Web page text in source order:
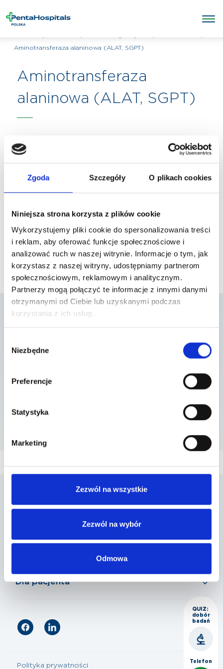
Zgoda Szczegóły O plikach cookies
Niniejsza strona korzysta z plików cookie
Wykorzystujemy pliki cookie do spersonalizowania treści
i reklam, aby oferować funkcje społecznościowe i
analizować ruch w naszej witrynie. Informacje o tym, jak
korzystasz z naszej witryny, udostępniamy partnerom
społecznościowym, reklamowym i analitycznym.
Partnerzy mogą połączyć te informacje z innymi danymi
otrzymanymi od Ciebie lub uzyskanymi podczas
korzystania z ich usług.
zgody
Niezbędne
Preferencje
Statystyka
Marketing
Zezwól na wszystkie
Zezwól na wybór
Odmowa
Aminotransferaza alaninowa (ALAT, SGPT)
Aminotransferaza
alaninowa (ALAT, SGPT)
których usługa jest
dostępna
ul. A. Mickiewicza 39 , 05-500 Piaseczno
Nasza oferta
Dla pacjenta
Polityka prywatności
QUIZ:
dobór
badań
Telefon